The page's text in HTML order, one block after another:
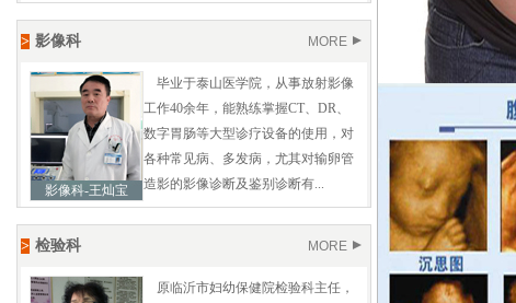
> 影像科 MORE
影像科-王灿宝
毕业于泰山医学院，从事放射影像
工作40余年，能熟练掌握CT、DR、
数字胃肠等大型诊疗设备的使用，对
各种常见病、多发病，尤其对输卵管
造影的影像诊断及鉴别诊断有...
> 检验科 MORE
原临沂市妇幼保健院检验科主任，